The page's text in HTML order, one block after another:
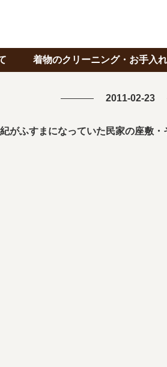
着物のクリーニング・お手入れ
2011-02-23
がふすまになっていた民家の座敷